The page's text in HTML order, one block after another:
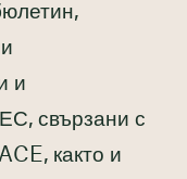
и
свързани с
както и